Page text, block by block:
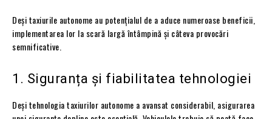
Deși taxiurile autonome au potențialul de a aduce numeroase beneficii,
implementarea lor la scară largă întâmpină și câteva provocări
semnificative.
1. Siguranța și fiabilitatea tehnologiei
Deși tehnologia taxiurilor autonome a avansat considerabil, asigurarea